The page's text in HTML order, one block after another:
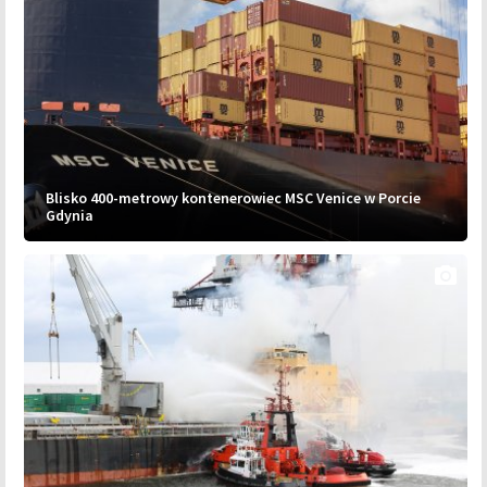
Blisko 400-metrowy kontenerowiec MSC Venice w Porcie
Gdynia